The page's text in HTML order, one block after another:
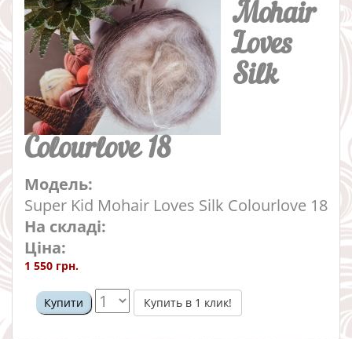
Mohair
Loves
Silk
Colourlove 18
Модель:
Super Kid Mohair Loves Silk Colourlove 18
На складі:
Ціна:
1 550 грн.
Купити Купить в 1 клик!